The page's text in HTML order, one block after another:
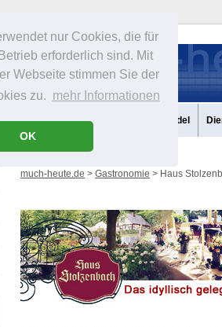
nur Cookies, die für
erforderlich sind. Mit
Webseite stimmen Sie der
zu. mehr Informationen
OK
Freizeit Gastronomie Handel
much-heute.de > Gastronomie > Haus